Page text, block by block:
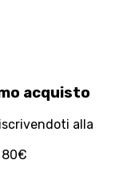
acquisto
alla
80€